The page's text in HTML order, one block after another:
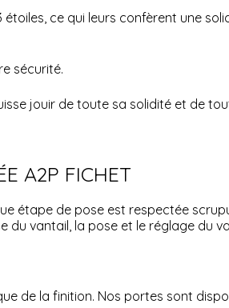
étoiles, ce qui leurs confèrent une
sécurité.
jouir de toute sa solidité et de
A2P FICHET
étape de pose est respectée
du vantail, la pose et le réglage du
de la finition. Nos portes sont